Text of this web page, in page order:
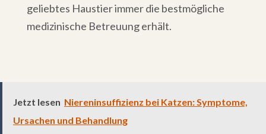
geliebtes Haustier immer die bestmögliche
medizinische Betreuung erhält.
Jetzt lesen Niereninsuffizienz bei Katzen: Symptome,
Ursachen und Behandlung